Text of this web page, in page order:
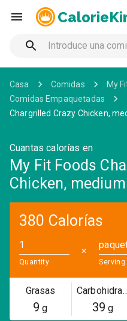
Casa Comidas
My
Comidas Empaquetadas
Chargrilled Crazy Chicken,
Cuantas calorías en
My Fit Foods
Chicken, medium
380 Calorías
Quantity
✕
Serving
Grasas
9 g 39 g